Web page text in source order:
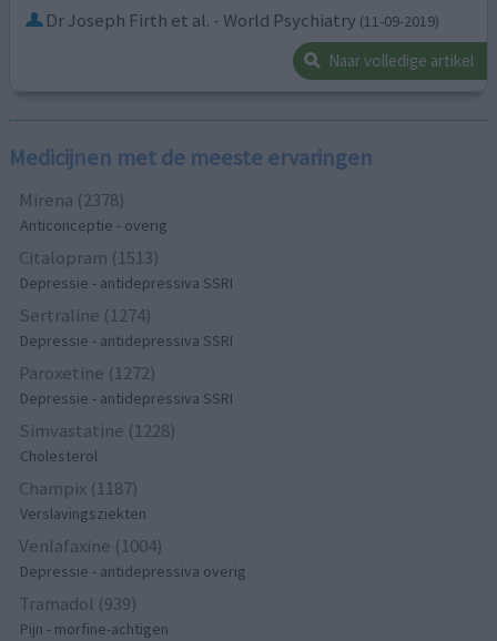
Dr Joseph Firth et al. - World Psychiatry (11-09-2019)
Naar volledige artikel
Medicijnen met de meeste ervaringen
Mirena (2378)
Anticonceptie - overig
Citalopram (1513)
Depressie - antidepressiva SSRI
Sertraline (1274)
Depressie - antidepressiva SSRI
Paroxetine (1272)
Depressie - antidepressiva SSRI
Simvastatine (1228)
Cholesterol
Champix (1187)
Verslavingsziekten
Venlafaxine (1004)
Depressie - antidepressiva overig
Tramadol (939)
Pijn - morfine-achtigen